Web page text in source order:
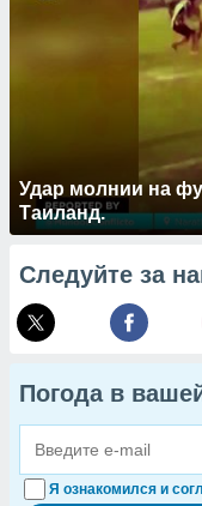
Удар молнии на
Таиланд.
Следуйте за
Погода в
Я ознакомился и